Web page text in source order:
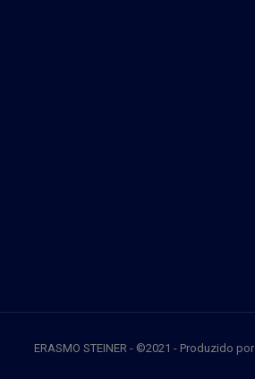
ERASMO STEINER - ©2021 - Produzido por